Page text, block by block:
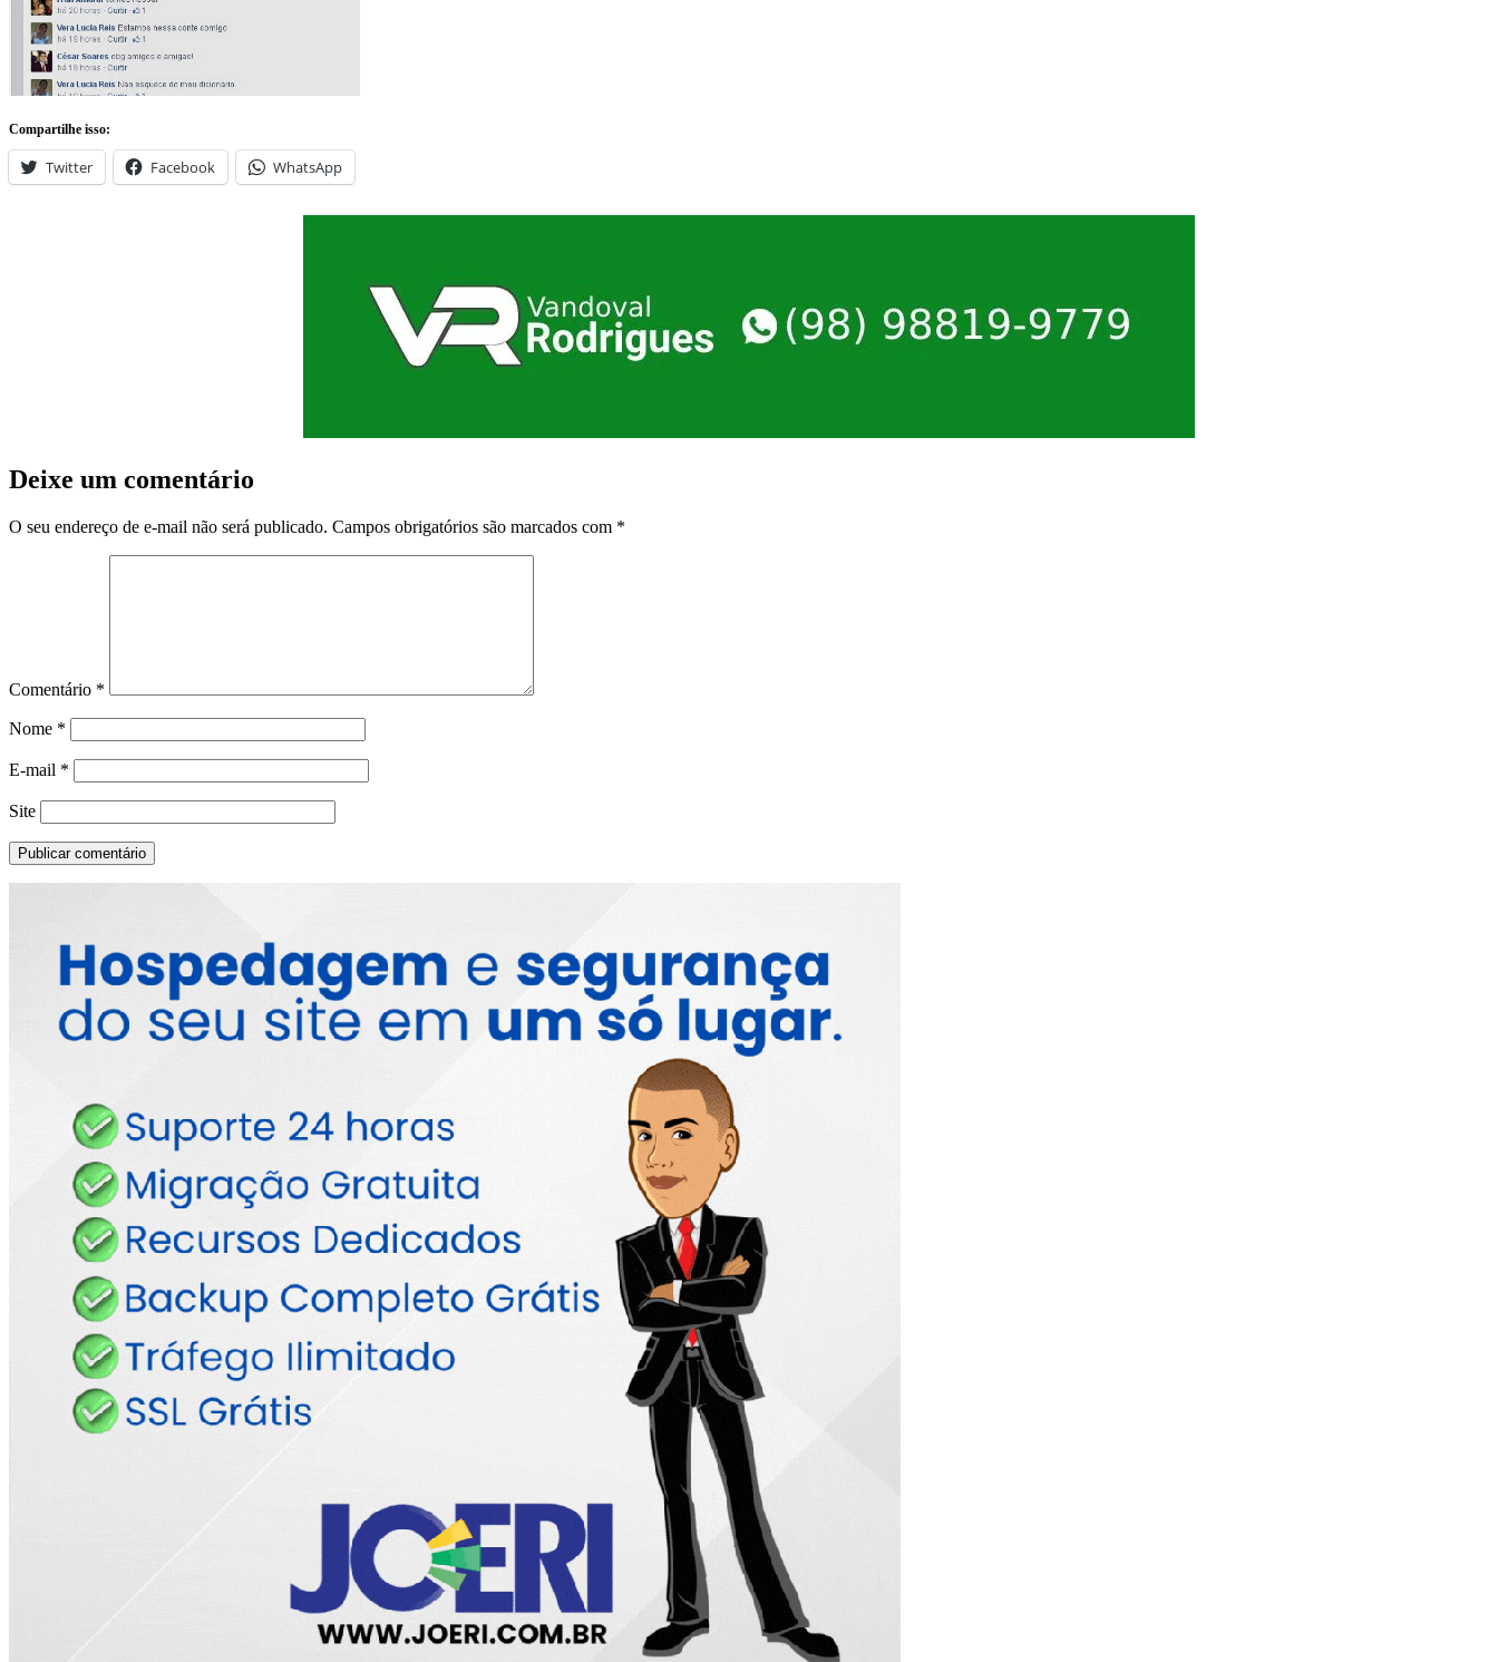
Compartilhe isso:
Twitter Facebook WhatsApp
Deixe um comentário
O seu endereço de e-mail não será publicado. Campos obrigatórios são marcados com *
Comentário *
Nome *
E-mail *
Site